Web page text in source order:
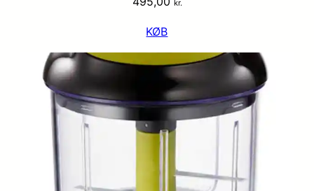
kr.
KØB